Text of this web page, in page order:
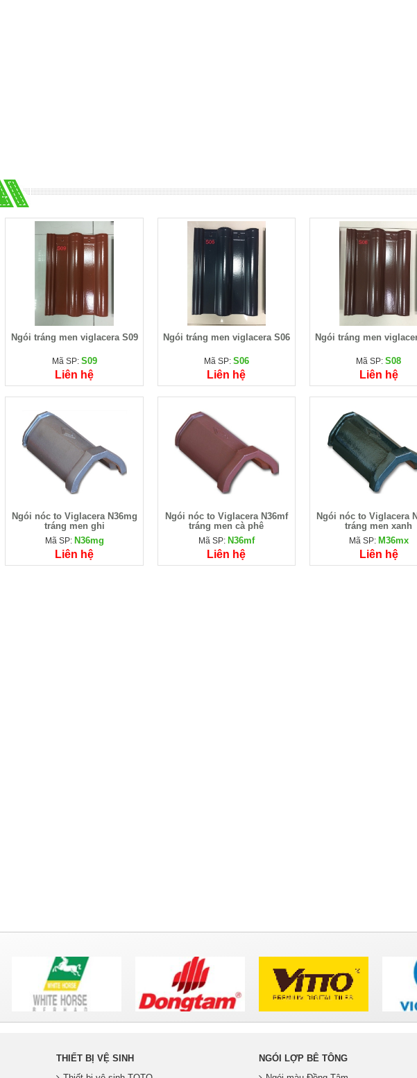
SẢN PHẨM CÙNG DANH MỤC
Ngói tráng men viglacera S09
Mã SP: S09
Liên hệ
Ngói tráng men viglacera S06
Mã SP: S06
Liên hệ
Ngói tráng men
Mã SP:S08
Liên hệ
Ngói nóc to Viglacera N36mg
tráng men ghi
Mã SP: N36mg
Liên hệ
Ngói nóc to Viglacera N36mf
tráng men cà phê
Mã SP: N36mf
Liên hệ
Ngói nóc to Viglacera
tráng men xanh
Mã SP: M36mx
Liên hệ
THIẾT BỊ VỆ SINH
NGÓI LỢP BÊ TÔNG